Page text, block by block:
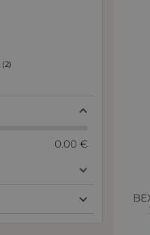
(2)
0.00 €